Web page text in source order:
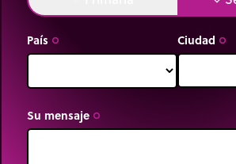
País trip_origin Ciudad trip_origin
Su mensaje trip_origin